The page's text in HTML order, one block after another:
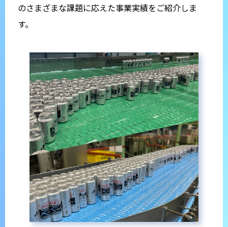
のさまざまな課題に応えた事業実績をご紹介しま
す。